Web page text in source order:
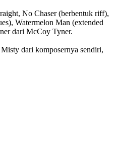
No Chaser (berbentuk riff),
Watermelon Man (extended
dari McCoy Tyner.
dari komposernya sendiri,